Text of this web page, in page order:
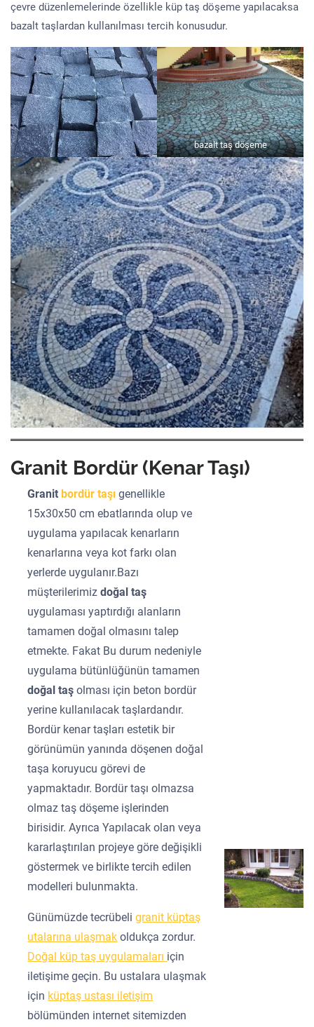
çevre düzenlemelerinde özellikle küp taş döşeme yapılacaksa
bazalt taşlardan kullanılması tercih konusudur.
bazalt taş döşeme
Granit Bordür (Kenar Taşı)
Granitbordür taşı genellikle
15x30x50 cm ebatlarında olup ve
uygulama yapılacak kenarların
kenarlarına veya kot farkı olan
yerlerde uygulanır.Bazı
müşterilerimizdoğal taş
uygulaması yaptırdığı alanların
tamamen doğal olmasını talep
etmekte. Fakat Bu durum nedeniyle
uygulama bütünlüğünün tamamen
doğal taşolması için beton bordür
yerine kullanılacak taşlardandır.
Bordür kenar taşları estetik bir
görünümün yanında döşenen doğal
taşa koruyucu görevi de
yapmaktadır. Bordür taşı olmazsa
olmaz taş döşeme işlerinden
birisidir. Ayrıca Yapılacak olan veya
kararlaştırılan projeye göre değişikli
göstermek ve birlikte tercih edilen
modelleri bulunmakta.
Günümüzde tecrübeligranit küptaş
utalarına ulaşmak oldukça zordur.
Doğal küp taş uygulamaları için
iletişime geçin. Bu ustalara ulaşmak
için küptaş ustası iletişim
bölümünden internet sitemizden